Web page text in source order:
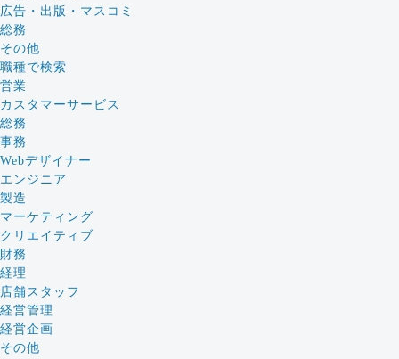
広告・出版・マスコミ
総務
その他
職種で検索
営業
カスタマーサービス
総務
事務
Webデザイナー
エンジニア
製造
マーケティング
クリエイティブ
財務
経理
店舗スタッフ
経営管理
経営企画
その他